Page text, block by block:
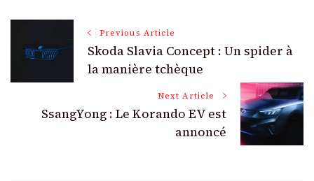
Navigation
Previous Article
Skoda Slavia Concept : Un spider à
la manière tchèque
Next Article
SsangYong : Le Korando EV est
annoncé